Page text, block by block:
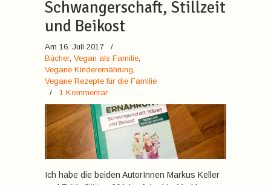
Schwangerschaft, Stillzeit
und Beikost
Am 16. Juli 2017
/
Bücher, Vegan als Familie,
Vegane Kinderernährung,
Vegane Rezepte für die Familie
/ 1 Kommentar
Ich habe die beiden AutorInnen Markus Keller